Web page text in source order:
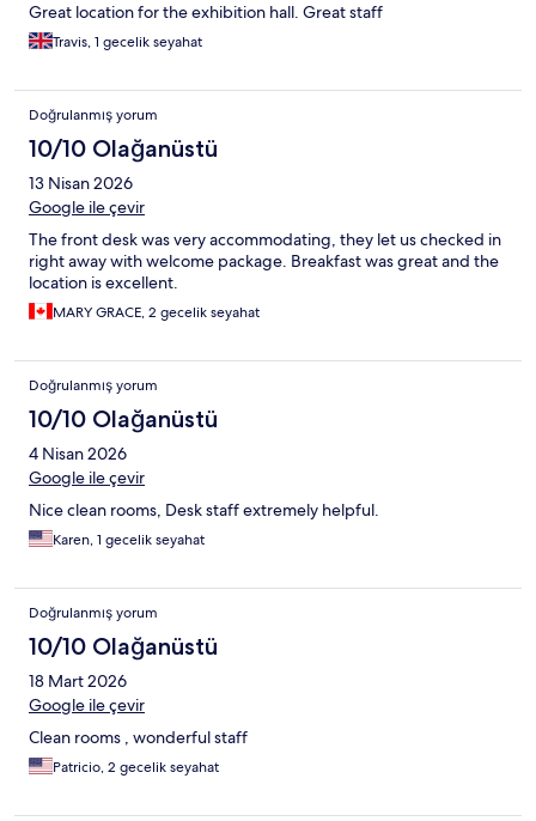
Great location for the exhibition hall. Great staff
Travis, 1 gecelik seyahat
Doğrulanmış yorum
10/10 Olağanüstü
13 Nisan 2026
Google ile çevir
The front desk was very accommodating, they let us checked in
right away with welcome package. Breakfast was great and the
location is excellent.
MARY GRACE, 2 gecelik seyahat
Doğrulanmış yorum
10/10 Olağanüstü
4 Nisan 2026
Google ile çevir
Nice clean rooms, Desk staff extremely helpful.
Karen, 1 gecelik seyahat
Doğrulanmış yorum
10/10 Olağanüstü
18 Mart 2026
Google ile çevir
Clean rooms , wonderful staff
Patricio, 2 gecelik seyahat